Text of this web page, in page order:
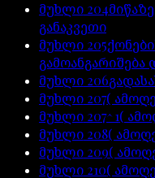
მუხლი 204
განაკვეთი
მუხლი 205
გამოანგარიშება
მუხლი 206
მუხლი 207(
მუხლი 207^1(
მუხლი 208(
მუხლი 209(
მუხლი 210(